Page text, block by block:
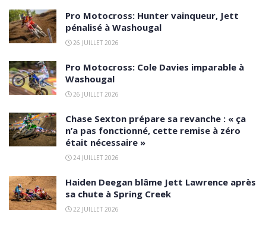
Pro Motocross: Hunter vainqueur, Jett
pénalisé à Washougal
26 JUILLET 2026
Pro Motocross: Cole Davies imparable à
Washougal
26 JUILLET 2026
Chase Sexton prépare sa revanche : « ça
n’a pas fonctionné, cette remise à zéro
était nécessaire »
24 JUILLET 2026
Haiden Deegan blâme Jett Lawrence après
sa chute à Spring Creek
22 JUILLET 2026